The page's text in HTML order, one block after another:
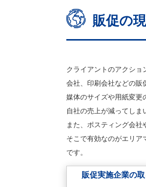
販促の
クライアントのアクショ
会社、印刷会社などの販
媒体のサイズや用紙変更
自社の売上が減ってしま
また、ポスティング会社
そこで有効なのがエリア
です。
販促実施企業の